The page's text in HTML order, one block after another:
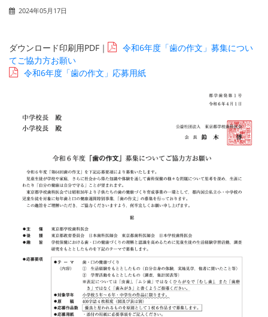
2024年05月17日
ダウンロード印刷用PDF｜
令和6年度「歯の作文」募集につい
てご協力方お願い
令和6年度「歯の作文」応募用紙